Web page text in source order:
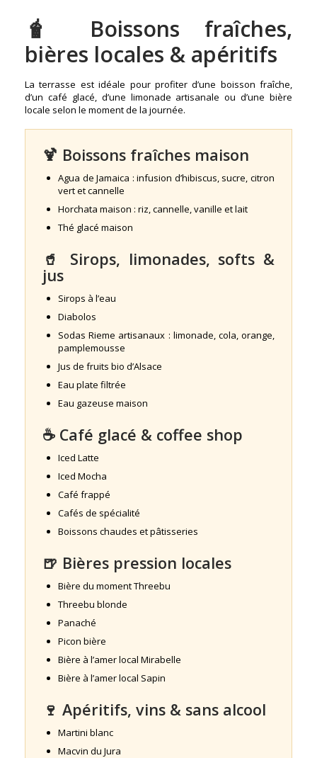
🧋 Boissons fraîches,
bières locales & apéritifs
La terrasse est idéale pour profiter d’une boisson fraîche,
d’un café glacé, d’une limonade artisanale ou d’une bière
locale selon le moment de la journée.
🍹 Boissons fraîches maison
Agua de Jamaica : infusion d’hibiscus, sucre, citron
vert et cannelle
Horchata maison : riz, cannelle, vanille et lait
Thé glacé maison
🥤 Sirops, limonades, softs &
jus
Sirops à l’eau
Diabolos
Sodas Rieme artisanaux : limonade, cola, orange,
pamplemousse
Jus de fruits bio d’Alsace
Eau plate filtrée
Eau gazeuse maison
☕ Café glacé & coffee shop
Iced Latte
Iced Mocha
Café frappé
Cafés de spécialité
Boissons chaudes et pâtisseries
🍺 Bières pression locales
Bière du moment Threebu
Threebu blonde
Panaché
Picon bière
Bière à l’amer local Mirabelle
Bière à l’amer local Sapin
🍷 Apéritifs, vins & sans alcool
Martini blanc
Macvin du Jura